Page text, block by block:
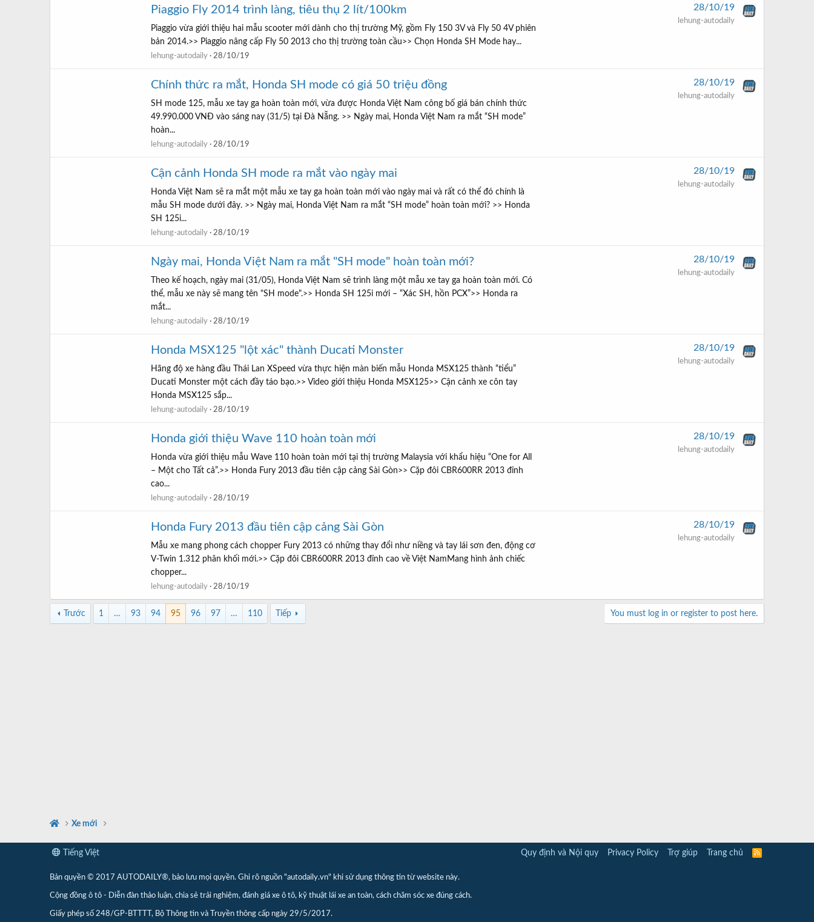
Piaggio Fly 2014 trình làng, tiêu thụ 2 lít/100km
Piaggio vừa giới thiệu hai mẫu scooter mới dành cho thị trường Mỹ, gồm Fly 150 3V và Fly 50 4V phiên
bản 2014.>> Piaggio nâng cấp Fly 50 2013 cho thị trường toàn cầu>> Chọn Honda SH Mode hay...
lehung-autodaily 28/10/19
28/10/19
lehung-autodaily
Chính thức ra mắt, Honda SH mode có giá 50 triệu đồng
SH mode 125, mẫu xe tay ga hoàn toàn mới, vừa được Honda Việt Nam công bố giá bán chính thức
49.990.000 VNĐ vào sáng nay (31/5) tại Đà Nẵng. >> Ngày mai, Honda Việt Nam ra mắt “SH mode”
hoàn...
lehung-autodaily 28/10/19
28/10/19
lehung-autodaily
Cận cảnh Honda SH mode ra mắt vào ngày mai
Honda Việt Nam sẽ ra mắt một mẫu xe tay ga hoàn toàn mới vào ngày mai và rất có thể đó chính là
mẫu SH mode dưới đây. >> Ngày mai, Honda Việt Nam ra mắt “SH mode” hoàn toàn mới? >> Honda
SH 125i...
lehung-autodaily 28/10/19
28/10/19
lehung-autodaily
Ngày mai, Honda Việt Nam ra mắt "SH mode" hoàn toàn mới?
Theo kế hoạch, ngày mai (31/05), Honda Việt Nam sẽ trình làng một mẫu xe tay ga hoàn toàn mới. Có
thể, mẫu xe này sẽ mang tên "SH mode".>> Honda SH 125i mới – “Xác SH, hồn PCX”>> Honda ra
mắt...
lehung-autodaily 28/10/19
28/10/19
lehung-autodaily
Honda MSX125 "lột xác" thành Ducati Monster
Hãng độ xe hàng đầu Thái Lan XSpeed vừa thực hiện màn biến mẫu Honda MSX125 thành “tiểu”
Ducati Monster một cách đầy táo bạo.>> Video giới thiệu Honda MSX125>> Cận cảnh xe côn tay
Honda MSX125 sắp...
lehung-autodaily 28/10/19
28/10/19
lehung-autodaily
Honda giới thiệu Wave 110 hoàn toàn mới
Honda vừa giới thiệu mẫu Wave 110 hoàn toàn mới tại thị trường Malaysia với khẩu hiệu “One for All
– Một cho Tất cả”.>> Honda Fury 2013 đầu tiên cập cảng Sài Gòn>> Cặp đôi CBR600RR 2013 đỉnh
cao...
lehung-autodaily 28/10/19
28/10/19
lehung-autodaily
Honda Fury 2013 đầu tiên cập cảng Sài Gòn
Mẫu xe mang phong cách chopper Fury 2013 có những thay đổi như niềng và tay lái sơn đen, động cơ
V-Twin 1.312 phân khối mới.>> Cặp đôi CBR600RR 2013 đỉnh cao về Việt NamMang hình ảnh chiếc
chopper...
lehung-autodaily 28/10/19
28/10/19
lehung-autodaily
Trước 1 … 93 94 95 96 97 … 110 Tiếp You must log in or register to post here.
Xe mới
Tiếng Việt Quy định và Nội quy Privacy Policy Trợ giúp Trang chủ
R
Bản quyền © 2017 AUTODAILY®, bảo lưu mọi quyền. Ghi rõ nguồn "autodaily.vn" khi sử dụng thông tin từ website này.
Cộng đồng ô tô - Diễn đàn thảo luận, chia sẻ trải nghiệm, đánh giá xe ô tô, kỹ thuật lái xe an toàn, cách chăm sóc xe đúng cách.
Giấy phép số 248/GP-BTTTT, Bộ Thông tin và Truyền thông cấp ngày 29/5/2017.